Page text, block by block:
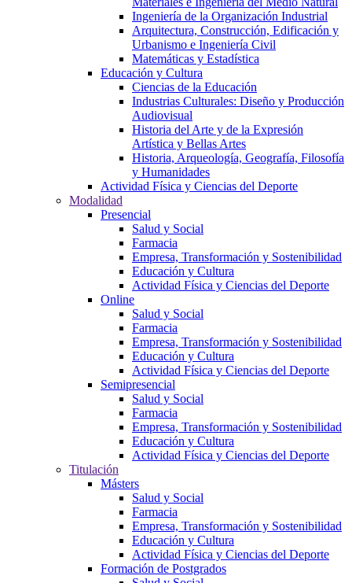
Ingeniería de la Organización Industrial
Arquitectura, Construcción, Edificación y
Urbanismo e Ingeniería Civil
Matemáticas y Estadística
Educación y Cultura
Ciencias de la Educación
Industrias Culturales: Diseño y Producción
Audiovisual
Historia del Arte y de la Expresión
Artística y Bellas Artes
Historia, Arqueología, Geografía, Filosofía
y Humanidades
Actividad Física y Ciencias del Deporte
Modalidad
Presencial
Salud y Social
Farmacia
Empresa, Transformación y Sostenibilidad
Educación y Cultura
Actividad Física y Ciencias del Deporte
Online
Salud y Social
Farmacia
Empresa, Transformación y Sostenibilidad
Educación y Cultura
Actividad Física y Ciencias del Deporte
Semipresencial
Salud y Social
Farmacia
Empresa, Transformación y Sostenibilidad
Educación y Cultura
Actividad Física y Ciencias del Deporte
Titulación
Másters
Salud y Social
Farmacia
Empresa, Transformación y Sostenibilidad
Educación y Cultura
Actividad Física y Ciencias del Deporte
Formación de Postgrados